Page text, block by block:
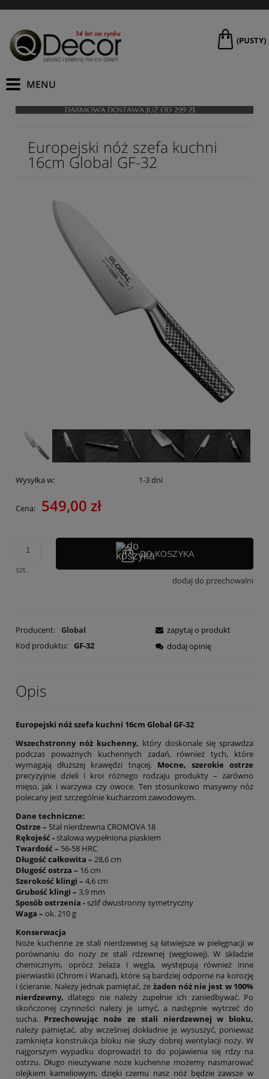
(PUSTY)
Europejski nóż szefa kuchni
16cm Global GF-32
Wysyłka w: 1-3 dni
Cena: 549,00 zł
szt.
DO KOSZYKA
dodaj do przechowalni
Producent: Global
Kod produktu: GF-32
zapytaj o produkt
dodaj opinię
Opis
Europejski nóż szefa kuchni 16cm Global GF-32
Wszechstronny nóż kuchenny, który doskonale się sprawdza
podczas poważnych kuchennych zadań, również tych, które
wymagają dłuższej krawędzi tnącej. Mocne, szerokie ostrze
precyzyjnie dzieli i kroi różnego rodzaju produkty – zarówno
mięso, jak i warzywa czy owoce. Ten stosunkowo masywny nóż
polecany jest szczególnie kucharzom zawodowym.
Dane techniczne:
Ostrze – Stal nierdzewna CROMOVA 18
Rękojeść -stalowa wypełniona piaskiem
Twardość – 56-58 HRC
Długość całkowita – 28,6 cm
Długość ostrza – 16 cm
Szerokość klingi – 4,6 cm
Grubość klingi – 3,9 mm
Sposób ostrzenia -szlif dwustronny symetryczny
Waga – ok. 210 g
Konserwacja
Noże kuchenne ze stali nierdzewnej są łatwiejsze w pielęgnacji w
porównaniu do noży ze stali rdzewnej (węglowej). W składzie
chemicznym, oprócz żelaza i węgla, występują również inne
pierwiastki (Chrom i Wanad), które są bardziej odporne na korozję
i ścieranie. Należy jednak pamiętać, że żaden nóż nie jest w 100%
nierdzewny, dlatego nie należy zupełnie ich zaniedbywać. Po
skończonej czynności należy je umyć, a następnie wytrzeć do
sucha. Przechowując noże ze stali nierdzewnej w bloku,
należy pamiętać, aby wcześniej dokładnie je wysuszyć, ponieważ
zamknięta konstrukcja bloku nie służy dobrej wentylacji noży. W
najgorszym wypadku doprowadzi to do pojawienia się rdzy na
ostrzu. Długo nieużywane noże kuchenne możemy nasmarować
olejkiem kameliowym, dzięki czemu nasz nóż będzie zawsze w